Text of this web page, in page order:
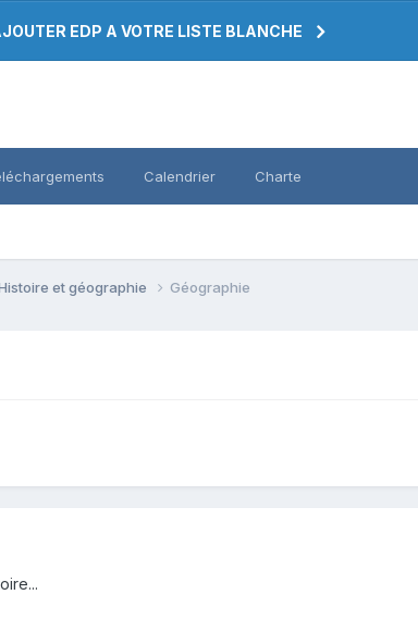
EDP A VOTRE LISTE BLANCHE
Calendrier Charte
et géographie Géographie